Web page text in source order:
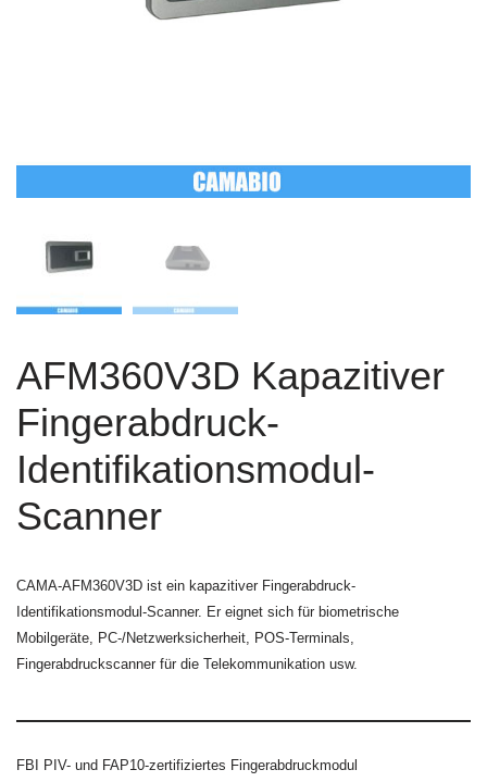
AFM360V3D Kapazitiver
Fingerabdruck-
Identifikationsmodul-
Scanner
CAMA-AFM360V3D ist ein kapazitiver Fingerabdruck-
Identifikationsmodul-Scanner. Er eignet sich für biometrische
Mobilgeräte, PC-/Netzwerksicherheit, POS-Terminals,
Fingerabdruckscanner für die Telekommunikation usw.
FBI PIV- und FAP10-zertifiziertes Fingerabdruckmodul